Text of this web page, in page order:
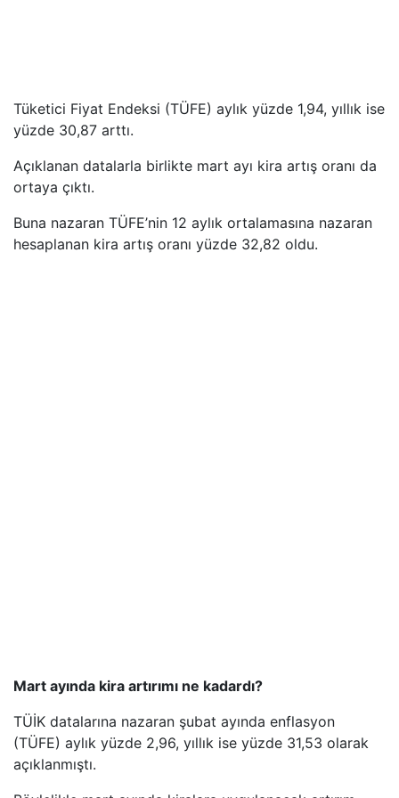
Tüketici Fiyat Endeksi (TÜFE) aylık yüzde 1,94, yıllık ise
yüzde 30,87 arttı.
Açıklanan datalarla birlikte mart ayı kira artış oranı da
ortaya çıktı.
Buna nazaran TÜFE’nin 12 aylık ortalamasına nazaran
hesaplanan kira artış oranı yüzde 32,82 oldu.
Mart ayında kira artırımı ne kadardı?
TÜİK datalarına nazaran şubat ayında enflasyon
(TÜFE) aylık yüzde 2,96, yıllık ise yüzde 31,53 olarak
açıklanmıştı.